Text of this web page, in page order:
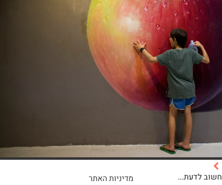
חשוב לדעת...
מדיניות האתר